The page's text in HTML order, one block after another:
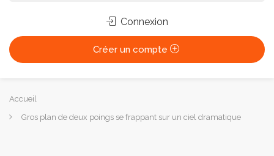
Connexion
Créer un compte
Vous
êtes
Accueil
Gros plan de deux poings se frappant sur un ciel dramatique